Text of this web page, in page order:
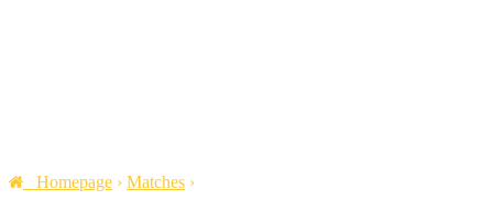
Homepage › Matches ›